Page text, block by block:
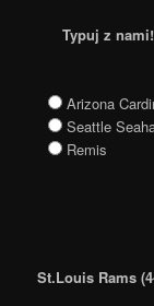
Typuj z
Arizona
Seattle
Remis
St.Louis Rams